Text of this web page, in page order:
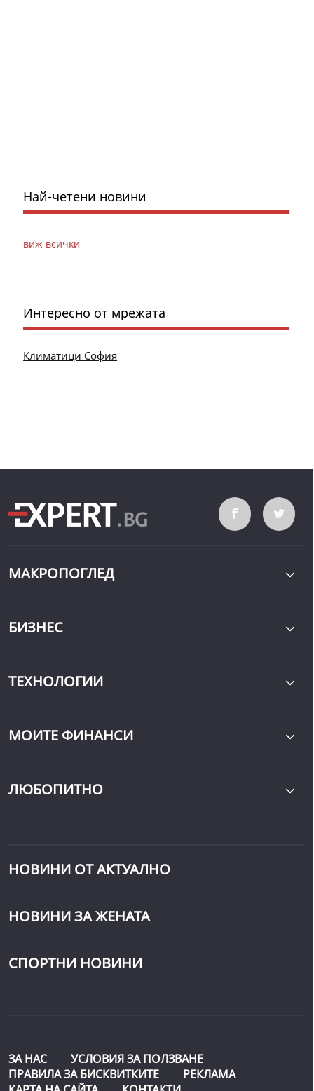
Най-четени новини
виж всички
Интересно от мрежата
Климатици София
МАКРОПОГЛЕД
БИЗНЕС
ТЕХНОЛОГИИ
МОИТЕ ФИНАНСИ
ЛЮБОПИТНО
НОВИНИ ОТ АКТУАЛНО
НОВИНИ ЗА ЖЕНАТА
СПОРТНИ НОВИНИ
ЗА НАС
УСЛОВИЯ ЗА ПОЛЗВАНЕ
ПРАВИЛА ЗА БИСКВИТКИТЕ
РЕКЛАМА